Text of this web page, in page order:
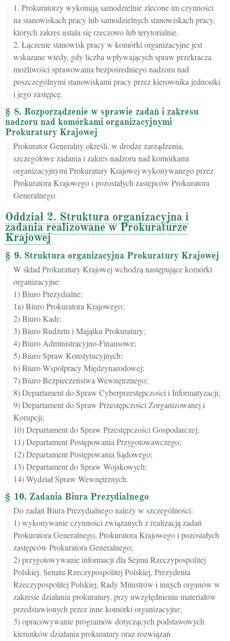
1. Prokuratorzy wykonują samodzielnie zlecone im czynności
na stanowiskach pracy lub samodzielnych stanowiskach pracy,
których zakres ustala się rzeczowo lub terytorialnie.
2. Łączenie stanowisk pracy w komórki organizacyjne jest
wskazane wtedy, gdy liczba wpływających spraw przekracza
możliwości sprawowania bezpośredniego nadzoru nad
poszczególnymi stanowiskami pracy przez kierownika jednostki
i jego zastępcę.
§ 8. Rozporządzenie w sprawie zadań i zakresu
nadzoru nad komórkami organizacyjnymi
Prokuratury Krajowej
Prokurator Generalny określi, w drodze zarządzenia,
szczegółowe zadania i zakres nadzoru nad komórkami
organizacyjnymi Prokuratury Krajowej wykonywanego przez
Prokuratora Krajowego i pozostałych zastępców Prokuratora
Generalnego.
Oddział 2. Struktura organizacyjna i
zadania realizowane w Prokuraturze
Krajowej
§ 9. Struktura organizacyjna Prokuratury Krajowej
W skład Prokuratury Krajowej wchodzą następujące komórki
organizacyjne:
1) Biuro Prezydialne;
1a) Biuro Prokuratora Krajowego;
2) Biuro Kadr;
3) Biuro Budżetu i Majątku Prokuratury;
4) Biuro Administracyjno-Finansowe;
5) Biuro Spraw Konstytucyjnych;
6) Biuro Współpracy Międzynarodowej;
7) Biuro Bezpieczeństwa Wewnętrznego;
8) Departament do Spraw Cyberprzestępczości i Informatyzacji;
9) Departament do Spraw Przestępczości Zorganizowanej i
Korupcji;
10) Departament do Spraw Przestępczości Gospodarczej;
11) Departament Postępowania Przygotowawczego;
12) Departament Postępowania Sądowego;
13) Departament do Spraw Wojskowych;
14) Wydział Spraw Wewnętrznych.
§ 10. Zadania Biura Prezydialnego
Do zadań Biura Prezydialnego należy w szczególności:
1) wykonywanie czynności związanych z realizacją zadań
Prokuratora Generalnego, Prokuratora Krajowego i pozostałych
zastępców Prokuratora Generalnego;
2) przygotowywanie informacji dla Sejmu Rzeczypospolitej
Polskiej, Senatu Rzeczypospolitej Polskiej, Prezydenta
Rzeczypospolitej Polskiej, Rady Ministrów i innych organów w
zakresie działania prokuratury, przy uwzględnieniu materiałów
przedstawionych przez inne komórki organizacyjne;
3) opracowywanie programów dotyczących podstawowych
kierunków działania prokuratury oraz rozwiązań